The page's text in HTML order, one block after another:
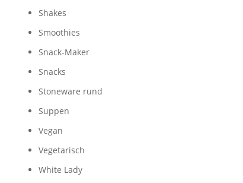
Shakes
Smoothies
Snack-Maker
Snacks
Stoneware rund
Suppen
Vegan
Vegetarisch
White Lady